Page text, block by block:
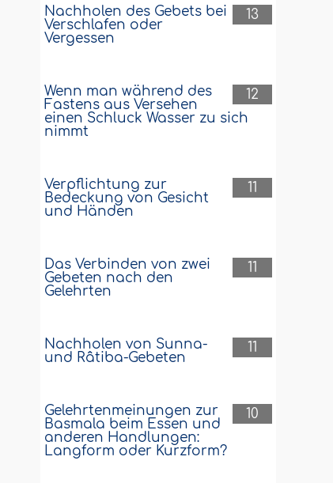
13
Nachholen des Gebets bei
Verschlafen oder
Vergessen
12
Wenn man während des
Fastens aus Versehen
einen Schluck Wasser zu sich
nimmt
11
Verpflichtung zur
Bedeckung von Gesicht
und Händen
11
Das Verbinden von zwei
Gebeten nach den
Gelehrten
11
Nachholen von Sunna-
und Râtiba-Gebeten
10
Gelehrtenmeinungen zur
Basmala beim Essen und
anderen Handlungen:
Langform oder Kurzform?